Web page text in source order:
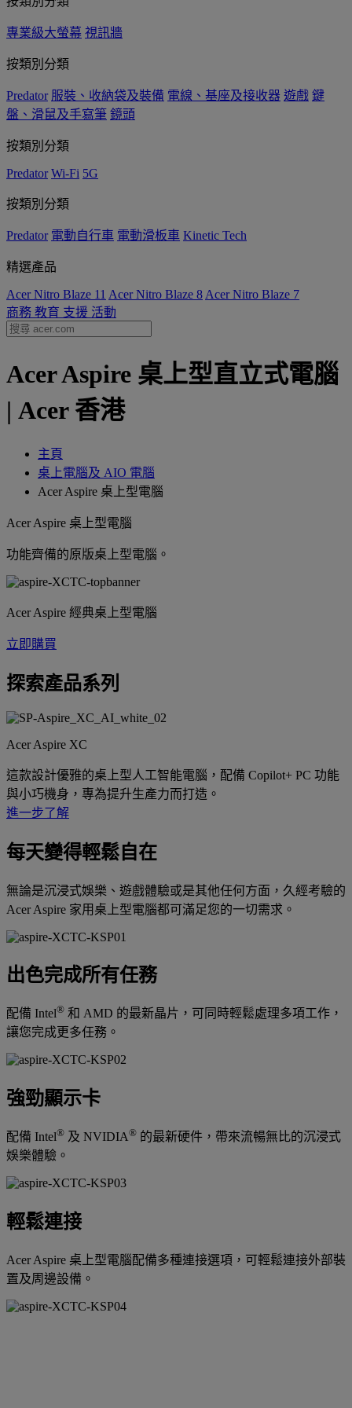
專業級大螢幕 視訊牆
按類別分類
Predator 服裝、收納袋及裝備 電線、基座及接收器 遊戲 鍵
盤、滑鼠及手寫筆 鏡頭
按類別分類
Predator Wi-Fi 5G
按類別分類
Predator 電動自行車 電動滑板車 Kinetic Tech
精選產品
Acer Nitro Blaze 11 Acer Nitro Blaze 8 Acer Nitro Blaze 7
商務 教育 支援 活動
Acer Aspire 桌上型直立式電腦
| Acer 香港
主頁
桌上電腦及 AIO 電腦
Acer Aspire 桌上型電腦
Acer Aspire 桌上型電腦
功能齊備的原版桌上型電腦。
Acer Aspire 經典桌上型電腦
立即購買
探索產品系列
Acer Aspire XC
這款設計優雅的桌上型人工智能電腦，配備 Copilot+ PC 功能
與小巧機身，專為提升生產力而打造。
進一步了解
每天變得輕鬆自在
無論是沉浸式娛樂、遊戲體驗或是其他任何方面，久經考驗的
Acer Aspire 家用桌上型電腦都可滿足您的一切需求。
出色完成所有任務
配備 Intel® 和 AMD 的最新晶片，可同時輕鬆處理多項工作，
讓您完成更多任務。
強勁顯示卡
配備 Intel® 及 NVIDIA® 的最新硬件，帶來流暢無比的沉浸式
娛樂體驗。
輕鬆連接
Acer Aspire 桌上型電腦配備多種連接選項，可輕鬆連接外部裝
置及周邊設備。